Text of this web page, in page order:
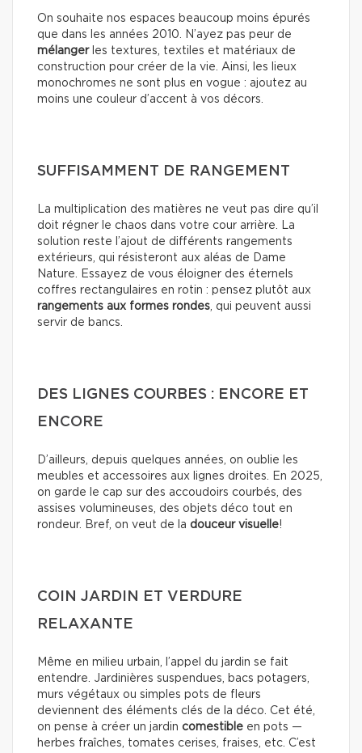
On souhaite nos espaces beaucoup moins épurés
que dans les années 2010. N’ayez pas peur de
mélangerles textures, textiles et matériaux de
construction pour créer de la vie. Ainsi, les lieux
monochromes ne sont plus en vogue : ajoutez au
moins une couleur d’accent à vos décors.
SUFFISAMMENT DE RANGEMENT
La multiplication des matières ne veut pas dire qu’il
doit régner le chaos dans votre cour arrière. La
solution reste l’ajout de différents rangements
extérieurs, qui résisteront aux aléas de Dame
Nature. Essayez de vous éloigner des éternels
coffres rectangulaires en rotin : pensez plutôt aux
rangements aux formes rondes, qui peuvent aussi
servir de bancs.
DES LIGNES COURBES : ENCORE ET
ENCORE
D’ailleurs, depuis quelques années, on oublie les
meubles et accessoires aux lignes droites. En 2025,
on garde le cap sur des accoudoirs courbés, des
assises volumineuses, des objets déco tout en
rondeur. Bref, on veut de la douceur visuelle!
COIN JARDIN ET VERDURE
RELAXANTE
Même en milieu urbain, l’appel du jardin se fait
entendre. Jardinières suspendues, bacs potagers,
murs végétaux ou simples pots de fleurs
deviennent des éléments clés de la déco. Cet été,
on pense à créer un jardin comestible en pots —
herbes fraîches, tomates cerises, fraises, etc. C’est